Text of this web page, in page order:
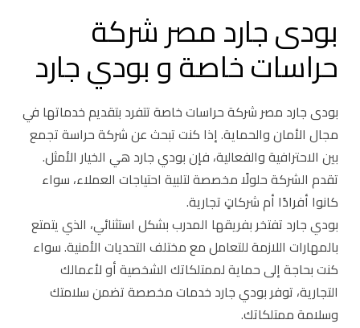
بودى جارد مصر شركة
حراسات خاصة و بودي جارد
بودى جارد مصر شركة حراسات خاصة تتفرد بتقديم خدماتها في
مجال الأمان والحماية. إذا كنت تبحث عن شركة حراسة تجمع
بين الاحترافية والفعالية، فإن بودي جارد هي الخيار الأمثل.
تقدم الشركة حلولًا مخصصة لتلبية احتياجات العملاء، سواء
كانوا أفرادًا أم شركاتٍ تجارية.
بودي جارد تفتخر بفريقها المدرب بشكل استثنائي، الذي يتمتع
بالمهارات اللازمة للتعامل مع مختلف التحديات الأمنية. سواء
كنت بحاجة إلى حماية لممتلكاتك الشخصية أو لأعمالك
التجارية، توفر بودي جارد خدمات مخصصة تضمن سلامتك
وسلامة ممتلكاتك.